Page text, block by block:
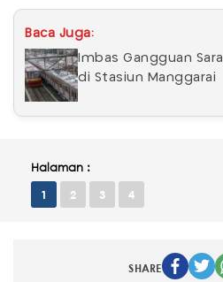
Baca Juga:
Imbas Gangguan
di Stasiun Manggarai
Halaman :
1 2 3 4
SHARE